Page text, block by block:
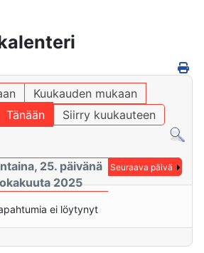
Kuukauden mukaan
Tänään Siirry kuukauteen
25. päivänä
2025
Seuraava päivä
ei löytynyt